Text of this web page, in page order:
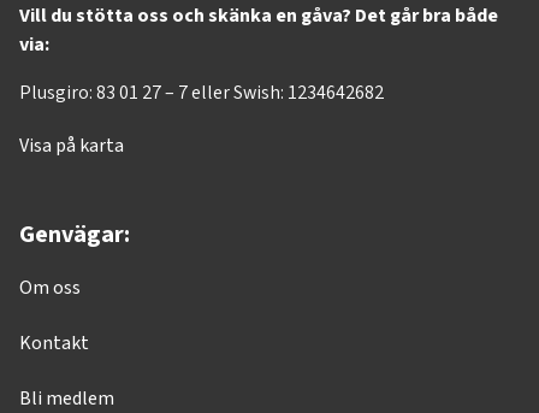
Vill du stötta oss och skänka en gåva? Det går bra både
via:
Plusgiro: 83 01 27 – 7 eller Swish: 1234642682
Visa på karta
Genvägar:
Om oss
Kontakt
Bli medlem